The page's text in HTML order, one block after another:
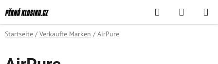
Inhalt
springen
Suchen
Startseite / Verkaufte Marken / AirPure